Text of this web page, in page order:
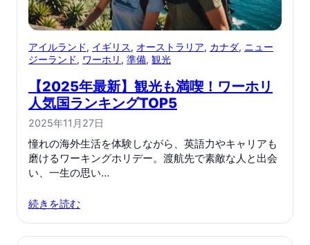
アイルランド, イギリス, オーストラリア, カナダ, ニュー
ジーランド, ワーホリ , 準備, 観光
【2025年最新】観光も満喫！ワーホリ
人気国ランキングTOP5
2025年11月27日
憧れの海外生活を体験しながら、英語力やキャリアも
磨けるワーキングホリデー。渡航先で素敵な人と出会
い、一生の思い…
続きを読む